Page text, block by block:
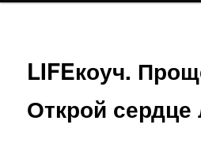
LIFEкоуч.
Открой